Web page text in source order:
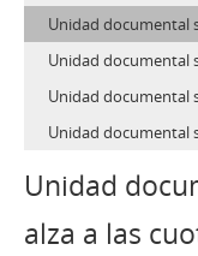
Unidad documental
Unidad documental
Unidad documental
Unidad documental
Unidad
alza a las